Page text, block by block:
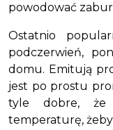
powodować
Ostatnio
podczerwień,
domu. Emitują
jest po prostu
tyle dobre, że
temperaturę,